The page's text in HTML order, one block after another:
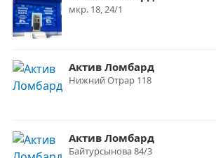
мкр. 18, 24/1
Актив Ломбард
Нижний Отрар 118
Актив Ломбард
Байтурсынова 84/3